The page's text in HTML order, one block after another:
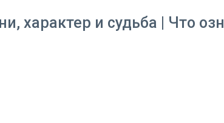
характер и судьба | Что